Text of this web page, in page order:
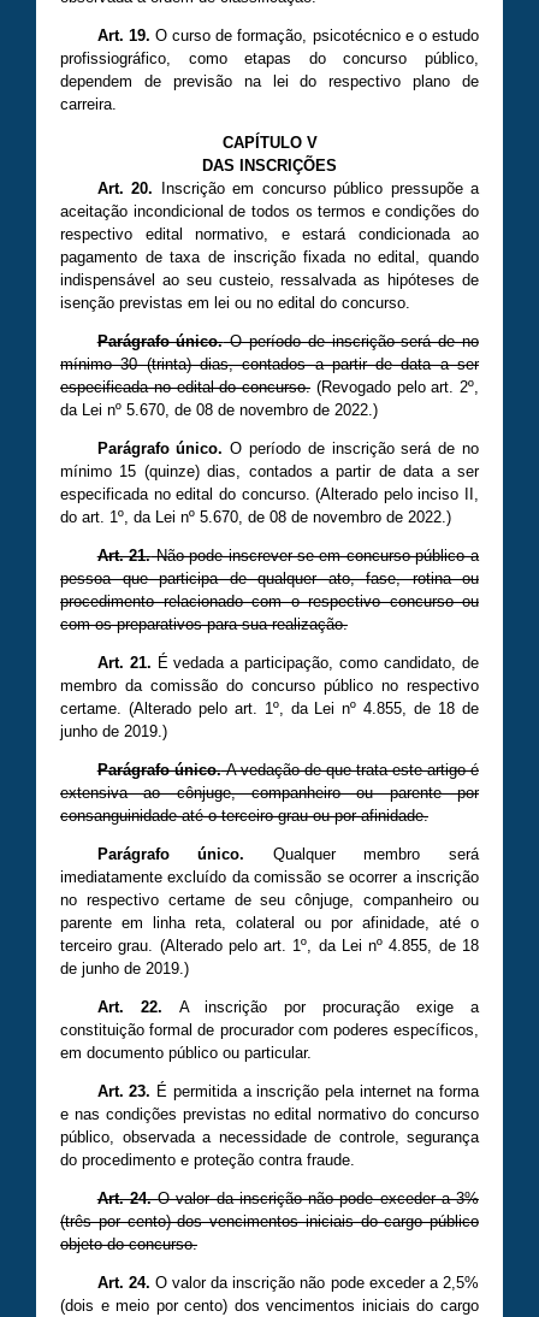
Art. 19. O curso de formação, psicotécnico e o estudo
profissiográfico, como etapas do concurso público,
dependem de previsão na lei do respectivo plano de
carreira.
CAPÍTULO V
DAS INSCRIÇÕES
Art. 20. Inscrição em concurso público pressupõe a
aceitação incondicional de todos os termos e condições do
respectivo edital normativo, e estará condicionada ao
pagamento de taxa de inscrição fixada no edital, quando
indispensável ao seu custeio, ressalvada as hipóteses de
isenção previstas em lei ou no edital do concurso.
Parágrafo único.O período de inscrição será de no
mínimo 30 (trinta) dias, contados a partir de data a ser
especificada no edital do concurso. (Revogado pelo art. 2º,
da Lei nº 5.670 , de 08 de novembro de 2022 .)
Parágrafo único. O período de inscrição será de no
mínimo 15 (quinze) dias, contados a partir de data a ser
especificada no edital do concurso. (Alterado pelo inciso II,
do art. 1º, da Lei nº 5.670 , de 08 de novembro de 2022 .)
Art. 21.Não pode inscrever-se em concurso público a
pessoa que participa de qualquer ato, fase, rotina ou
procedimento relacionado com o respectivo concurso ou
com os preparativos para sua realização.
Art. 21. É vedada a participação, como candidato, de
membro da comissão do concurso público no respectivo
certame. (Alterado pelo art. 1º, da Lei nº 4.855, de 18 de
junho de 2019.)
Parágrafo único.A vedação de que trata este artigo é
extensiva ao cônjuge, companheiro ou parente por
consanguinidade até o terceiro grau ou por afinidade.
Parágrafo único. Qualquer membro será
imediatamente excluído da comissão se ocorrer a inscrição
no respectivo certame de seu cônjuge, companheiro ou
parente em linha reta, colateral ou por afinidade, até o
terceiro grau. (Alterado pelo art. 1º, da Lei nº 4.855, de 18
de junho de 2019.)
Art. 22. A inscrição por procuração exige a
constituição formal de procurador com poderes específicos,
em documento público ou particular.
Art. 23. É permitida a inscrição pela internet na forma
e nas condições previstas no edital normativo do concurso
público, observada a necessidade de controle, segurança
do procedimento e proteção contra fraude.
Art. 24.O valor da inscrição não pode exceder a 3%
(três por cento) dos vencimentos iniciais do cargo público
objeto do concurso.
Art. 24. O valor da inscrição não pode exceder a 2,5%
(dois e meio por cento) dos vencimentos iniciais do cargo